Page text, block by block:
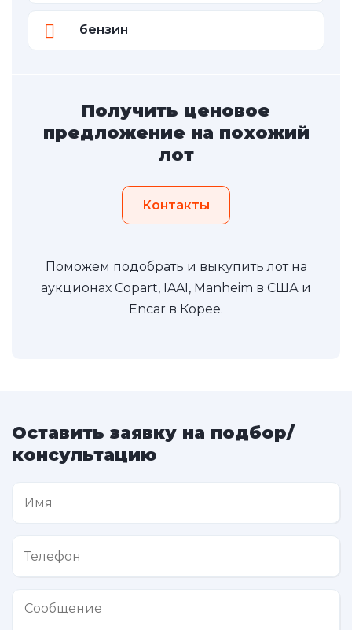
бензин
Получить ценовое
предложение на похожий
лот
Контакты
Поможем подобрать и выкупить лот на
аукционах Copart, IAAI, Manheim в США и
Encar в Корее.
Оставить заявку на подбор/
консультацию